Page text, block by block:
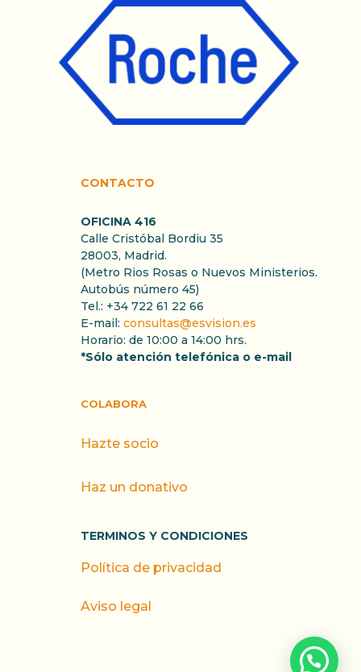
CONTACTO
OFICINA 416
Calle Cristóbal Bordiu 35
28003, Madrid.
(Metro Rios Rosas o Nuevos Ministerios.
Autobús número 45)
Tel.: +34 722 61 22 66
E-mail: consultas@esvision.es
Horario: de 10:00 a 14:00 hrs.
*Sólo atención telefónica o e-mail
COLABORA
Hazte socio
Haz un donativo
TERMINOS Y CONDICIONES
Política de privacidad
Aviso legal